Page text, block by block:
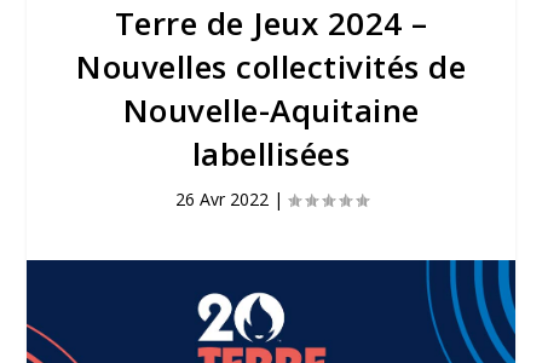
Terre de Jeux 2024 –
Nouvelles collectivités de
Nouvelle-Aquitaine
labellisées
26 Avr 2022|